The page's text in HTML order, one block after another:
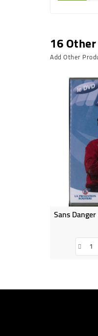
16
Add Other